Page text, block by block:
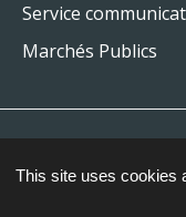
Service
Marchés Publics
Mentions légales
This site uses cookies